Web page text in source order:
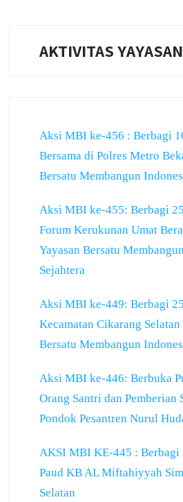
AKTIVITAS YAYASAN
Aksi MBI ke-456 : Berbagi
Bersama di Polres Metro
Bersatu Membangun
Aksi MBI ke-455: Berbagi
Forum Kerukunan Umat
Yayasan Bersatu
Sejahtera
Aksi MBI ke-449: Berbagi
Kecamatan Cikarang Selatan
Bersatu Membangun
Aksi MBI ke-446: Berbuka
Orang Santri dan Pemberian
Pondok Pesantren Nurul
AKSI MBI KE-445 : Berbagi
Paud KB AL Miftahiyyah
Selatan